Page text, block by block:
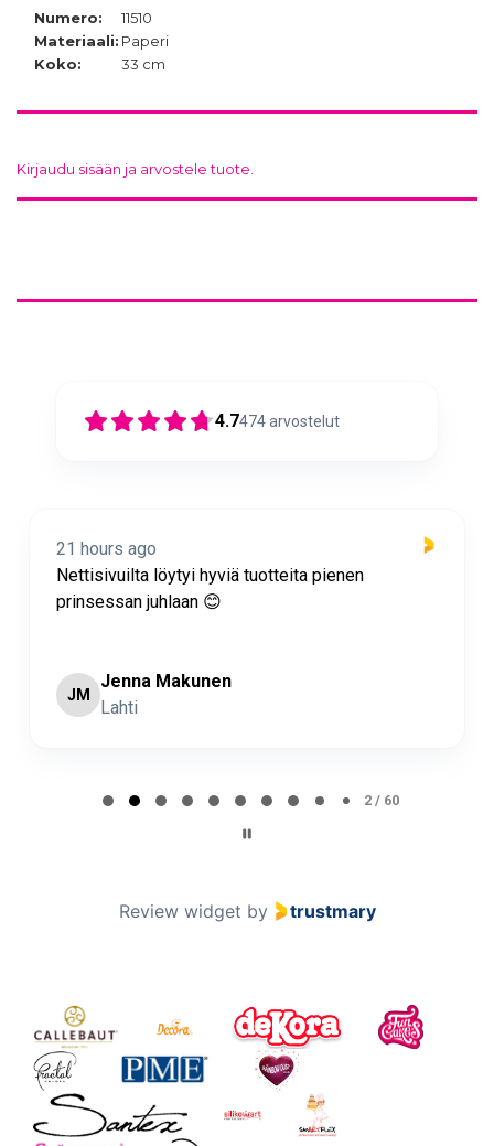
Numero:
11510
Materiaali: Paperi
Koko:
33 cm
Kirjaudu sisään ja arvostele tuote.
4.7474arvostelut
21 hours ago
Nettisivuilta löytyi hyviä tuotteita pienen
prinsessan juhlaan 😊
JM
Jenna Makunen
Lahti
2 / 60
Review widget by trustmary